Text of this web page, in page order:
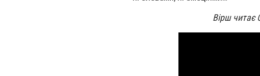
Вірш читає